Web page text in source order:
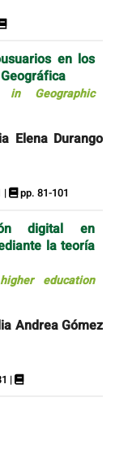
en los
in Geographic
Elena Durango
| pp. 81-101
digital en
la teoría
education
Andrea Gómez
|